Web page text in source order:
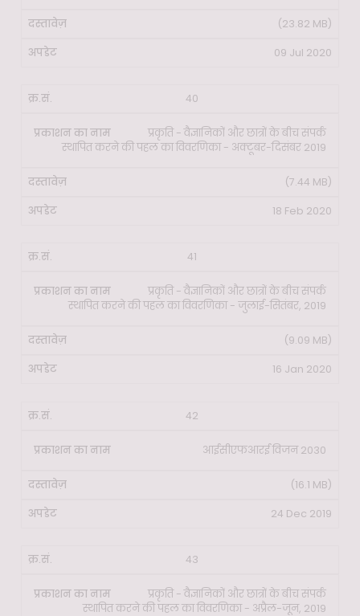
(23.82 MB)
09 Jul 2020
40
प्रकृति - वैज्ञानिकों और छात्रों के बीच संपर्क
स्थापित करने की पहल का विवरणिका - अक्टूबर-दिसंबर 2019
(7.44 MB)
18 Feb 2020
41
प्रकृति - वैज्ञानिकों और छात्रों के बीच संपर्क
स्थापित करने की पहल का विवरणिका - जुलाई-सितंबर, 2019
(9.09 MB)
16 Jan 2020
42
आईसीएफआरई विजन 2030
(16.1 MB)
24 Dec 2019
43
प्रकृति - वैज्ञानिकों और छात्रों के बीच संपर्क
स्थापित करने की पहल का विवरणिका - अप्रैल-जून, 2019